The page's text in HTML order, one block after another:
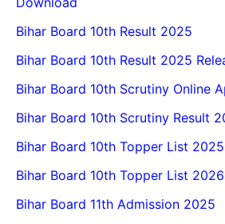
Bihar Board 10th Result 2025
Bihar Board 10th Result 2025
Bihar Board 10th Scrutiny Online
Bihar Board 10th Scrutiny Result
Bihar Board 10th Topper List 2025
Bihar Board 10th Topper List 2026
Bihar Board 11th Admission 2025